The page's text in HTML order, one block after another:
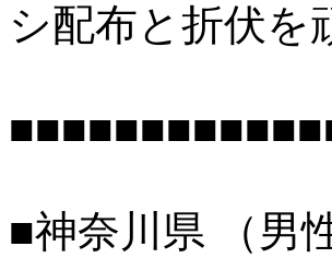
シ配布と折伏を
■神奈川県 （男